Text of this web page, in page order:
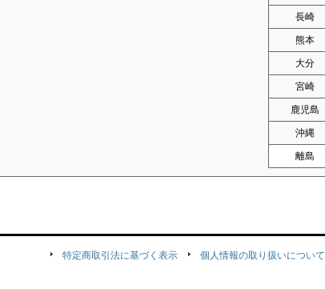
長崎
熊本
大分
宮崎
鹿児島
沖縄
離島
特定商取引法に基づく表示 個人情報の取り扱いについて